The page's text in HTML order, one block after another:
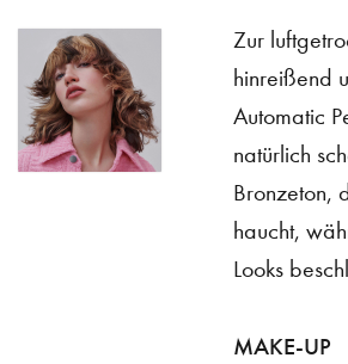
Zur
hinreißend
Automatic
natürlich
Bronzeton,
haucht,
Looks
MAKE-UP